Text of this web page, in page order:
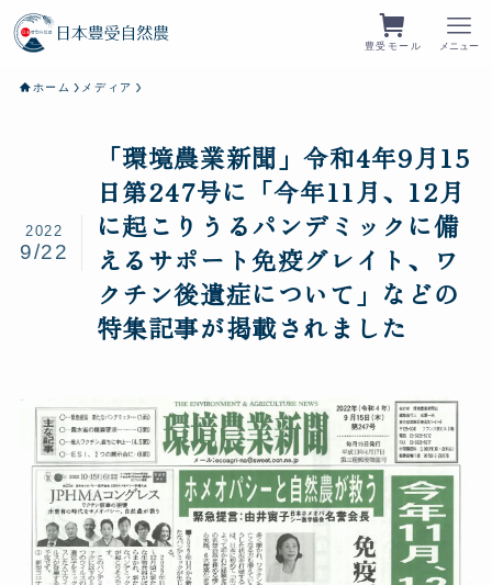
豊受モール メニュー
ホーム メディア
「環境農業新聞」令和4年9月15
日第247号に「今年11月、12月
に起こりうるパンデミックに備
えるサポート免疫グレイト、ワ
クチン後遺症について」などの
特集記事が掲載されました
2022
9/22